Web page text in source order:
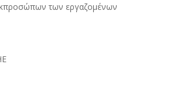
των εργαζομένων